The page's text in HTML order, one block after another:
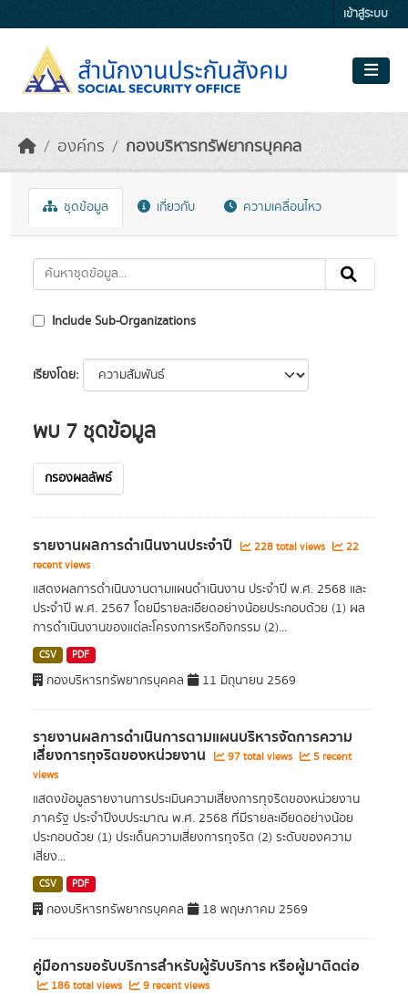
เข้าสู่ระบบ
องค์กร กองบริหารทรัพยากรบุคคล
ชุดข้อมูล เกี่ยวกับ ความเคลื่อนไหว
Include Sub-Organizations
เรียงโดย
พบ 7 ชุดข้อมูล
กรองผลลัพธ์
รายงานผลการดำเนินงานประจำปี 228 total views
22
recent views
แสดงผลการดำเนินงานตามแผนดำเนินงาน ประจำปี พ.ศ. 2568 และ
ประจำปี พ.ศ. 2567 โดยมีรายละเอียดอย่างน้อยประกอบด้วย (1) ผล
การดำเนินงานของแต่ละโครงการหรือกิจกรรม (2)...
CSV PDF
กองบริหารทรัพยากรบุคคล 11 มิถุนายน 2569
รายงานผลการดำเนินการตามแผนบริหารจัดการความ
เสี่ยงการทุจริตของหน่วยงาน 97 total views
5 recent
views
แสดงข้อมูลรายงานการประเมินความเสี่ยงการทุจริตของหน่วยงาน
ภาครัฐ ประจำปีงบประมาณ พ.ศ. 2568 ที่มีรายละเอียดอย่างน้อย
ประกอบด้วย (1) ประเด็นความเสี่ยงการทุจริต (2) ระดับของความ
เสี่ยง...
CSV PDF
กองบริหารทรัพยากรบุคคล 18 พฤษภาคม 2569
คู่มือการขอรับบริการสำหรับผู้รับบริการ หรือผู้มาติดต่อ
186 total views 9 recent views